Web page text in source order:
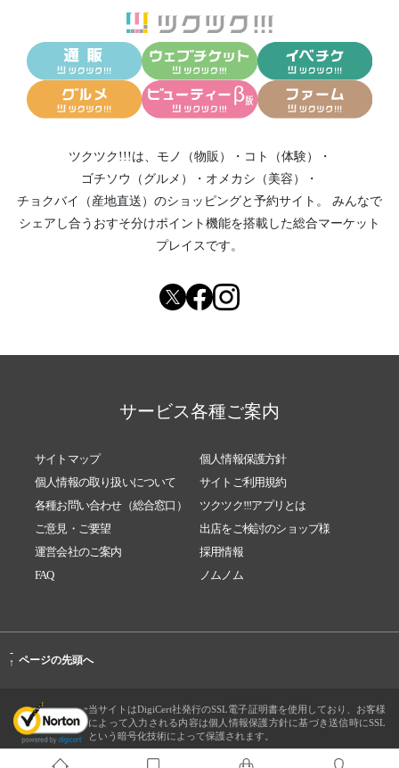
ツクツク!!!は、 モノ（物販） ・ コト（体験）
・
ゴチソウ（グルメ）
・ オメカシ（美容）
・
チョクバイ（産地直送） のショッピングと予約サイト。
みんなで
シェアし合う おすそ分けポイント機能を搭載した総合マーケット
プレイスです。
サービス各種ご案内
サイトマップ
個人情報保護方針
個人情報の取り扱いについて
サイトご利用規約
各種お問い合わせ（総合窓口）
ツクツク!!!アプリとは
ご意見・ご要望
出店をご検討のショップ様
運営会社のご案内
採用情報
FAQ
ノムノム
-
↑ ページの先頭へ
当サイトはDigiCert社発行のSSL電子証明書を使用しており、お客様
によって入力される内容は個人情報保護方針に基づき送信時にSSL
という暗号化技術によって保護されます。